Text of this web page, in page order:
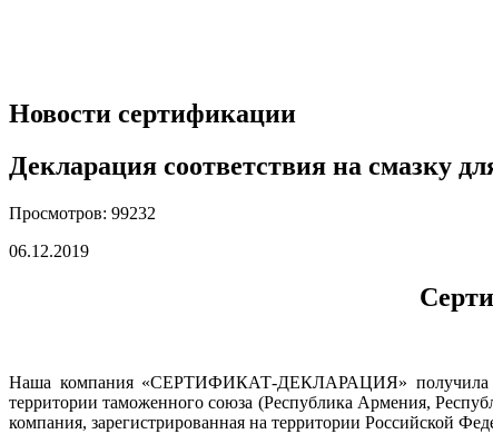
Новости сертификации
Декларация соответствия на смазку
Просмотров: 99232
06.12.2019
Наша компания «СЕРТИФИКАТ-ДЕКЛАРАЦИЯ» получила
территории таможенного союза (Республика Армения,
компания, зарегистрированная на территории Российской